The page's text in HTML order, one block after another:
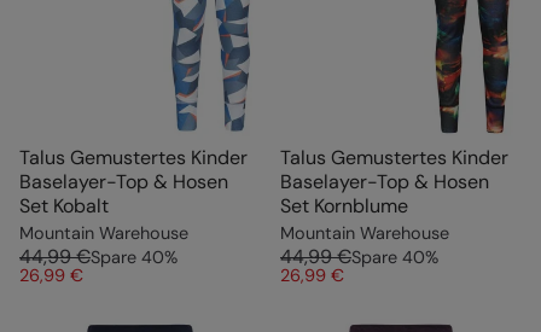
Talus Gemustertes Kinder
Baselayer-Top & Hosen
Set Kobalt
Mountain Warehouse
44,99 €Spare 40%
26,99 €
Talus Gemustertes Kinder
Baselayer-Top & Hosen
Set Kornblume
Mountain Warehouse
44,99 €Spare 40%
26,99 €